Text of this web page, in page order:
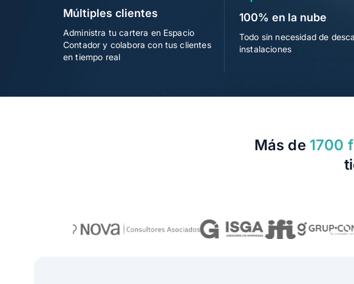
Múltiples clientes
Administra tu cartera en Espacio
Contador y colabora con tus clientes
en tiempo real
100% en la nube
Todo sin necesidad de
instalaciones
Más de 1700